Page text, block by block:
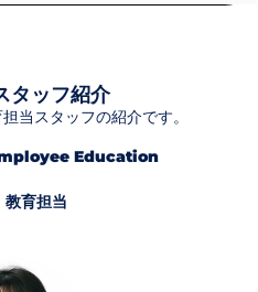
タッフ紹介
当スタッフの紹介です。
Education
教育担当